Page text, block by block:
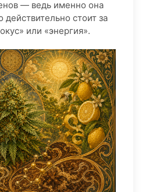
— ведь именно она
действительно стоит за
или «энергия».